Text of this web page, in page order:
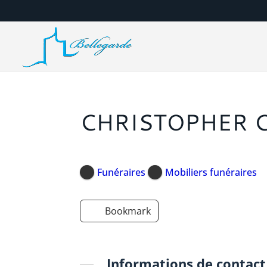
CHRISTOPHER
Funéraires Mobiliers funéraires
Bookmark